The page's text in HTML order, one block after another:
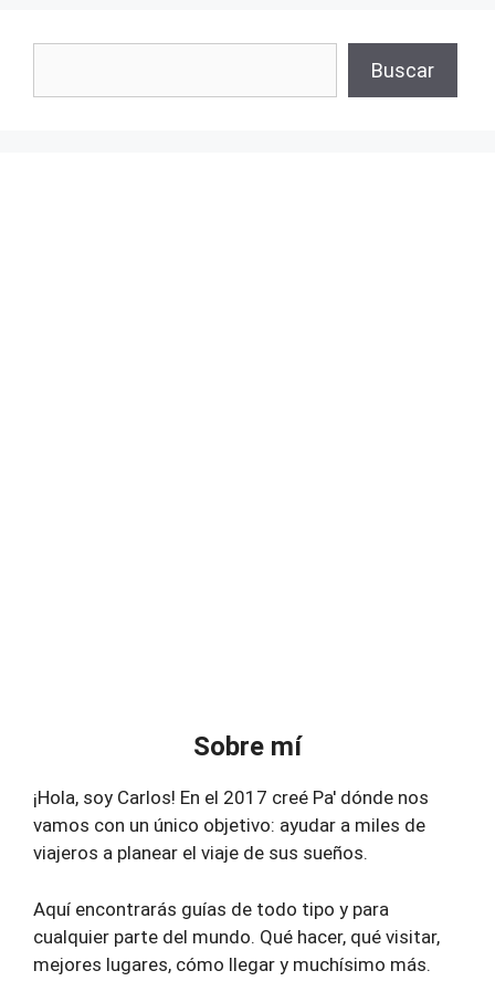
Buscar
Sobre mí
¡Hola, soy Carlos! En el 2017 creé Pa' dónde nos
vamos con un único objetivo: ayudar a miles de
viajeros a planear el viaje de sus sueños.
Aquí encontrarás guías de todo tipo y para
cualquier parte del mundo. Qué hacer, qué visitar,
mejores lugares, cómo llegar y muchísimo más.